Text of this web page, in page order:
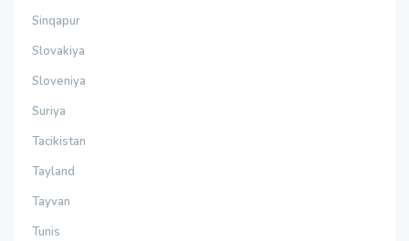
Sinqapur
Slovakiya
Sloveniya
Suriya
Tacikistan
Tayland
Tayvan
Tunis